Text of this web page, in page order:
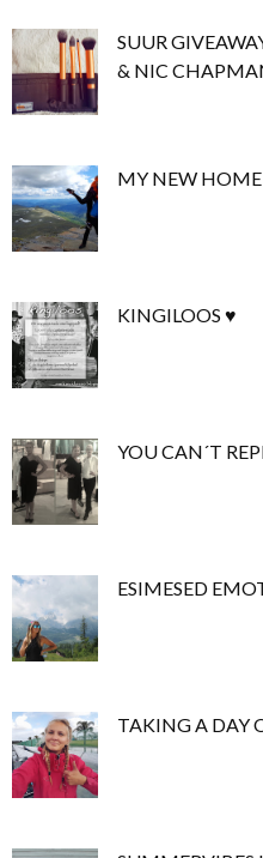
SUUR
& NIC
MY NEW HOME
KINGILOOS ♥
YOU CAN´T
ESIMESED
TAKING A DAY